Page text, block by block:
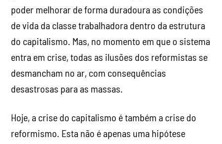
poder melhorar de forma duradoura as condições
de vida da classe trabalhadora dentro da estrutura
do capitalismo. Mas, no momento em que o sistema
entra em crise, todas as ilusões dos reformistas se
desmancham no ar, com consequências
desastrosas para as massas.
Hoje, a crise do capitalismo é também a crise do
reformismo. Esta não é apenas uma hipótese